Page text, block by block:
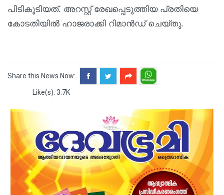
പിടികൂടിയത്. അറസ്റ്റ് രേഖപ്പെടുത്തിയ പ്രതിയെ
കോടതിയിൽ ഹാജരാക്കി റിമാൻഡ് ചെയ്തു.
Share this News Now:
Like(s): 3.7K